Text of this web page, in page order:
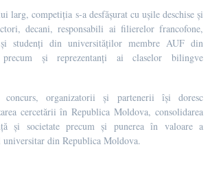
larg, competiția s-a desfășurat cu ușile deschise și
decani, responsabili ai filierelor francofone,
studenți din universităților membre AUF din
precum și reprezentanți ai claselor bilingve
concurs, organizatorii și partenerii își doresc
cercetării în Republica Moldova, consolidarea
și societate precum și punerea în valoare a
din Republica Moldova.